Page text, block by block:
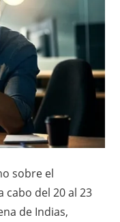
sobre el
del 20 al 23
de Indias,